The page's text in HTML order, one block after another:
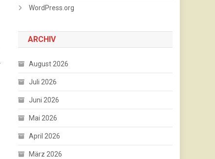
WordPress.org
ARCHIV
August 2026
Juli 2026
Juni 2026
Mai 2026
April 2026
März 2026